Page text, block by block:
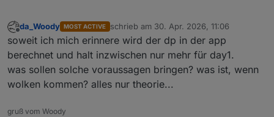
Offline
da_Woody MOST ACTIVE schrieb am 30. Apr. 2026, 11:06
zuletzt editiert von
soweit ich mich erinnere wird der dp in der app
berechnet und halt inzwischen nur mehr für day1.
was sollen solche voraussagen bringen? was ist, wenn
wolken kommen? alles nur theorie...
gruß vom Woody